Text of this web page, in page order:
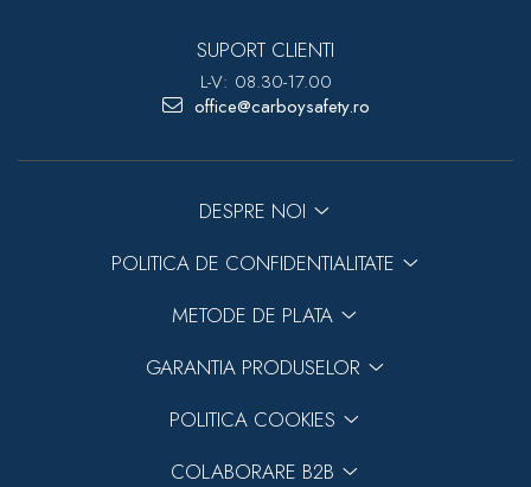
SUPORT CLIENTI
L-V: 08.30-17.00
office@carboysafety.ro
DESPRE NOI
POLITICA DE CONFIDENTIALITATE
METODE DE PLATA
GARANTIA PRODUSELOR
POLITICA COOKIES
COLABORARE B2B